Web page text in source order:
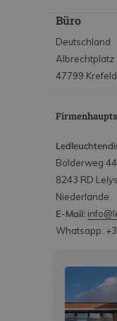
Büro
Deutschland
Albrechtplatz
47799 Krefeld
Bolderweg 44
8243 RD
Niederlande
E-Mail:
Whatsapp: